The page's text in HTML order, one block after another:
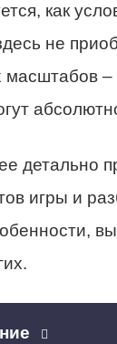
как
не
–
детально
игры и